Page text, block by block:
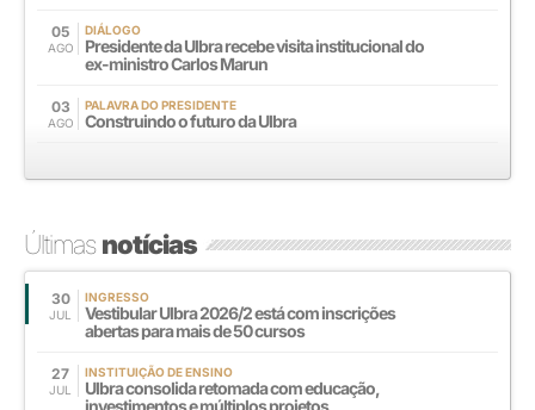
05
AGO
DIÁLOGO
Presidente da Ulbra recebe visita institucional do
ex-ministro Carlos Marun
03
AGO
PALAVRA DO PRESIDENTE
Construindo o futuro da Ulbra
Últimasnotícias
30
JUL
INGRESSO
Vestibular Ulbra 2026/2 está com inscrições
abertas para mais de 50 cursos
27
JUL
INSTITUIÇÃO DE ENSINO
Ulbra consolida retomada com educação,
investimentos e múltiplos projetos